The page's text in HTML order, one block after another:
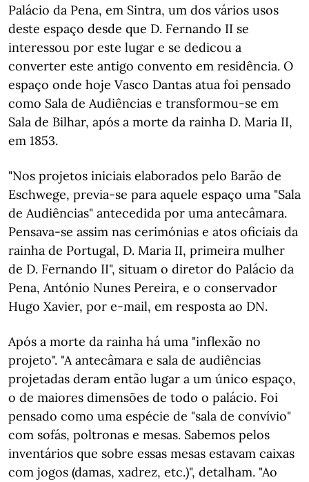
Palácio da Pena, em Sintra, um dos vários usos
deste espaço desde que D. Fernando II se
interessou por este lugar e se dedicou a
converter este antigo convento em residência. O
espaço onde hoje Vasco Dantas atua foi pensado
como Sala de Audiências e transformou-se em
Sala de Bilhar, após a morte da rainha D. Maria II,
em 1853.
"Nos projetos iniciais elaborados pelo Barão de
Eschwege, previa-se para aquele espaço uma "Sala
de Audiências" antecedida por uma antecâmara.
Pensava-se assim nas cerimónias e atos oficiais da
rainha de Portugal, D. Maria II, primeira mulher
de D. Fernando II", situam o diretor do Palácio da
Pena, António Nunes Pereira, e o conservador
Hugo Xavier, por e-mail, em resposta ao DN.
Após a morte da rainha há uma "inflexão no
projeto". "A antecâmara e sala de audiências
projetadas deram então lugar a um único espaço,
o de maiores dimensões de todo o palácio. Foi
pensado como uma espécie de "sala de convívio"
com sofás, poltronas e mesas. Sabemos pelos
inventários que sobre essas mesas estavam caixas
com jogos (damas, xadrez, etc.)", detalham. "Ao